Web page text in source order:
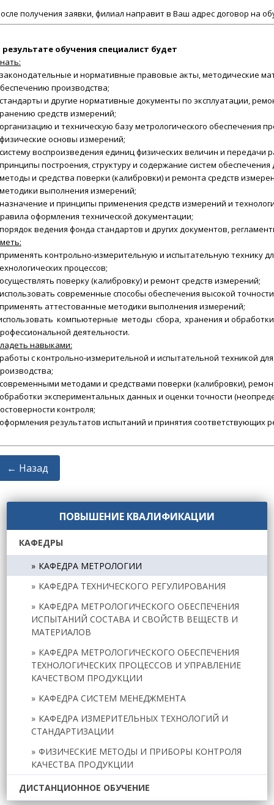
получения заявки, филиал направит в Ваш адрес договор на
результате обучения специалист будет
и нормативные правовые акты, методические
производства;
и другие нормативные документы по эксплуатации,
средств измерений;
и техническую базу метрологического обеспечения
основы измерений;
воспроизведения единиц физических величин и передачи
построения, структуру и содержание систем
и средства поверки (калибровки) и ремонта средств
выполнения измерений;
и принципы применения средств измерений и
оформления технической документации;
ведения фонда стандартов и других документов,
контрольно-измерительную и испытательную технику
процессов;
поверку (калибровку) и ремонт средств измерений;
современные способы обеспечения высокой
аттестованные методики выполнения измерений;
компьютерные методы сбора, хранения и
деятельности.
навыками:
с контрольно-измерительной и испытательной техникой
методами и средствами поверки (калибровки),
экспериментальных данных и оценки точности
контроля;
результатов испытаний и принятия соответствующих
← Назад
ПОВЫШЕНИЕ КВАЛИФИКАЦИИ
КАФЕДРЫ
КАФЕДРА МЕТРОЛОГИИ
КАФЕДРА ТЕХНИЧЕСКОГО РЕГУЛИРОВАНИЯ
КАФЕДРА МЕТРОЛОГИЧЕСКОГО ОБЕСПЕЧЕНИЯ
ИСПЫТАНИЙ СОСТАВА И СВОЙСТВ ВЕЩЕСТВ И
МАТЕРИАЛОВ
КАФЕДРА МЕТРОЛОГИЧЕСКОГО ОБЕСПЕЧЕНИЯ
ТЕХНОЛОГИЧЕСКИХ ПРОЦЕССОВ И УПРАВЛЕНИЕ
КАЧЕСТВОМ ПРОДУКЦИИ
КАФЕДРА СИСТЕМ МЕНЕДЖМЕНТА
КАФЕДРА ИЗМЕРИТЕЛЬНЫХ ТЕХНОЛОГИЙ И
СТАНДАРТИЗАЦИИ
ФИЗИЧЕСКИЕ МЕТОДЫ И ПРИБОРЫ КОНТРОЛЯ
КАЧЕСТВА ПРОДУКЦИИ
ДИСТАНЦИОННОЕ ОБУЧЕНИЕ